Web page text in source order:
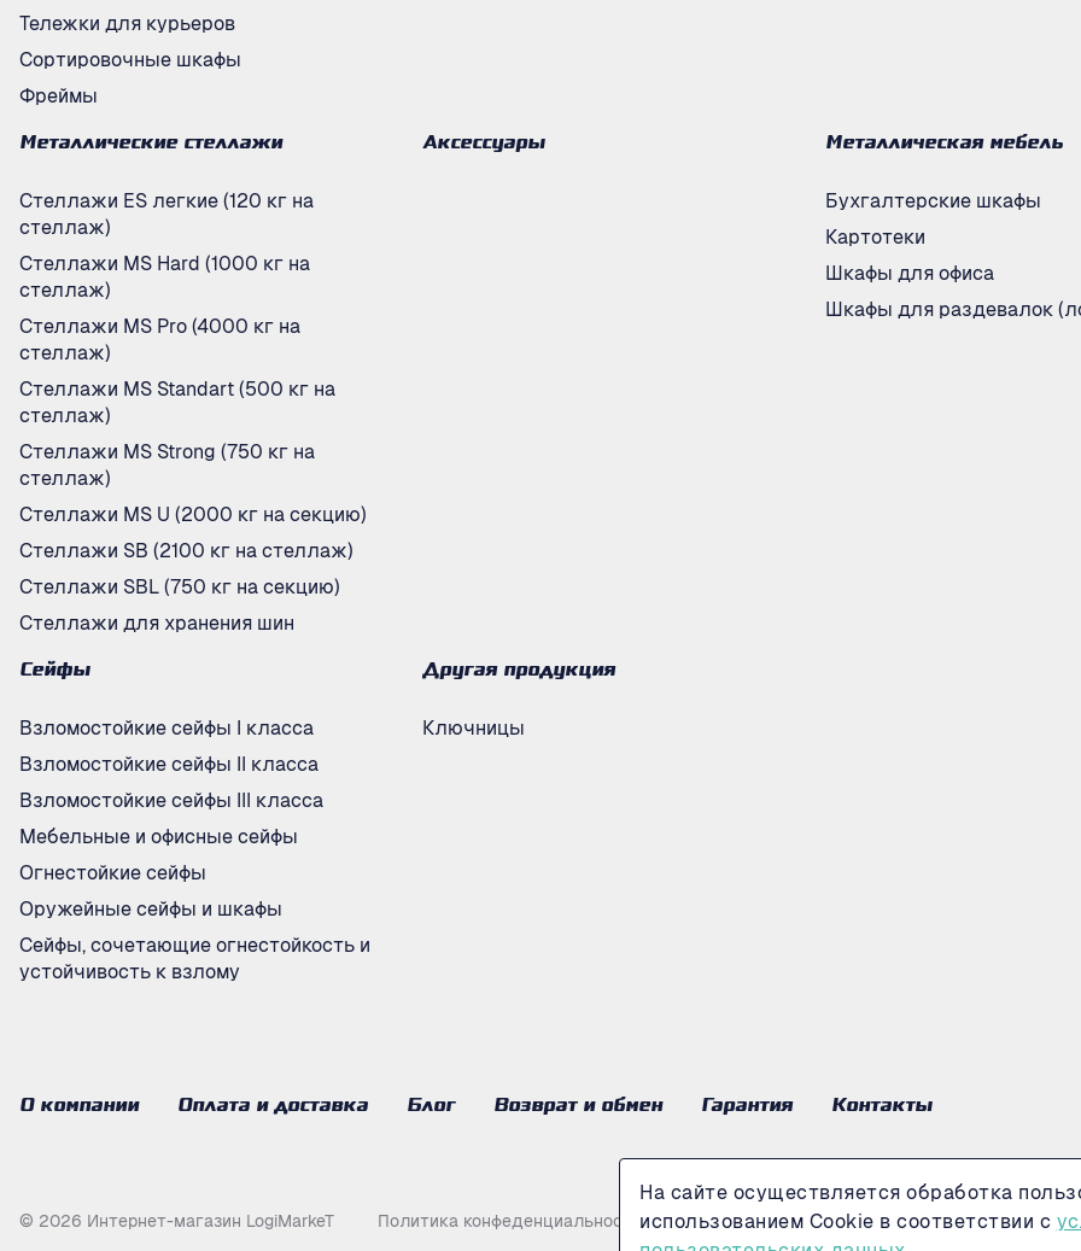
Тележки для курьеров
Сортировочные шкафы
Фреймы
Металлические стеллажи
Стеллажи ES легкие (120 кг на
стеллаж)
Стеллажи MS Hard (1000 кг на
стеллаж)
Стеллажи MS Pro (4000 кг на
стеллаж)
Стеллажи MS Standart (500 кг на
стеллаж)
Стеллажи MS Strong (750 кг на
стеллаж)
Стеллажи MS U (2000 кг на секцию)
Стеллажи SB (2100 кг на стеллаж)
Стеллажи SBL (750 кг на секцию)
Стеллажи для хранения шин
Аксессуары Металлическая мебель
Бухгалтерские шкафы
Картотеки
Шкафы для офиса
Шкафы для раздевалок
Сейфы
Взломостойкие сейфы I класса
Взломостойкие сейфы II класса
Взломостойкие сейфы III класса
Мебельные и офисные сейфы
Огнестойкие сейфы
Оружейные сейфы и шкафы
Сейфы, сочетающие огнестойкость и
устойчивость к взлому
Другая продукция
Ключницы
О компании Оплата и доставка Блог Возврат и обмен Гарантия Контакты
© 2026 Интернет-магазин LogiMarkeT Политика конфеденциальности
На сайте осуществляется обработка
использованием Cookie в соответствии с